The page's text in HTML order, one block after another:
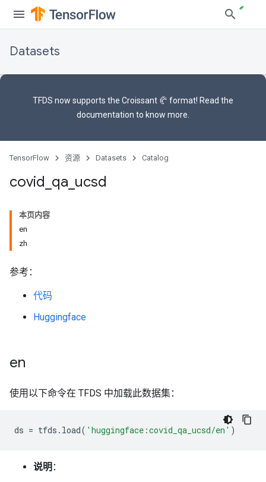
Datasets
TFDS now supports the Croissant 🥐 format! Read the
documentation to know more.
TensorFlow 资源 Datasets Catalog
covid qa ucsd
本页内容
en
zh
参考：
代码
Huggingface
en
使用以下命令在 TFDS 中加载此数据集：
ds = tfds . load( 'huggingface:covid_qa_ucsd/en' )
说明 ：